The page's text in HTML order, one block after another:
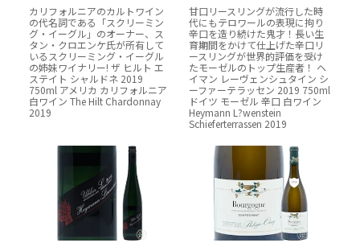
カリフォルニアのカルトワイン
の代名詞である「スクリーミン
グ・イーグル」のオーナー、ス
タン・クロエンケ氏が所有して
いるスクリーミング・イーグル
の姉妹ワイナリー! ザ ヒルト エ
ステイト シャルドネ 2019
750ml アメリカ カリフォルニア
白ワイン The Hilt Chardonnay
2019
甘口リースリングが流行した時
代にもテロワールの表現に拘り
辛口を造り続けた鬼才！長い生
育期間をかけて仕上げた辛口リ
ースリングが世界的評価を受け
たモーゼルのトップ生産者！ ヘ
イマン レーヴェンシュタイン シ
ーファーテラッセン 2019 750ml
ドイツ モーゼル 辛口 白ワイン
Heymann L?wenstein
Schieferterrassen 2019